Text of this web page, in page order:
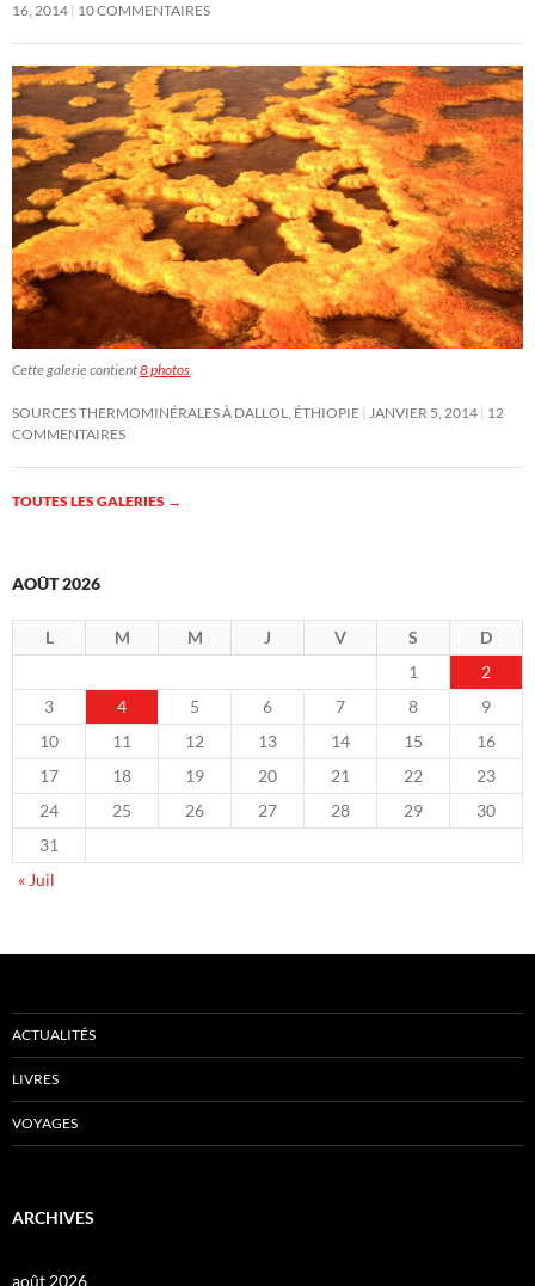
16, 2014 10 COMMENTAIRES
Cette galerie contient8 photos.
SOURCES THERMOMINÉRALES À DALLOL, ÉTHIOPIE JANVIER 5, 2014 12
COMMENTAIRES
TOUTES LES GALERIES →
AOÛT 2026
L M M J V S
D
1
2
3
4 5 6 7 8
9
10
11 12 13 14 15
16
17
18 19 20 21 22
23
24
25 26 27 28 29
30
31
« Juil
ACTUALITÉS
LIVRES
VOYAGES
ARCHIVES
août 2026